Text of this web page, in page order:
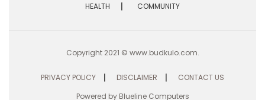
HEALTH COMMUNITY
Copyright 2021 © www.budkulo.com.
PRIVACY POLICY DISCLAIMER
CONTACT US
Powered by Blueline Computers